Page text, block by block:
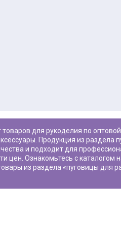
Продукция из раздела
и подходит для
цен. Ознакомьтесь с каталогом
из раздела «пуговицы для